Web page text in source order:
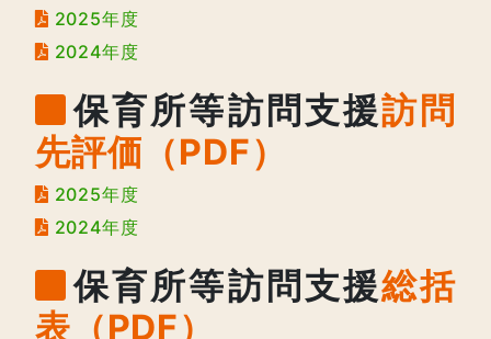
2025年度
2024年度
保育所等訪問支援訪問
先評価（PDF）
2025年度
2024年度
保育所等訪問支援総括
表（PDF）